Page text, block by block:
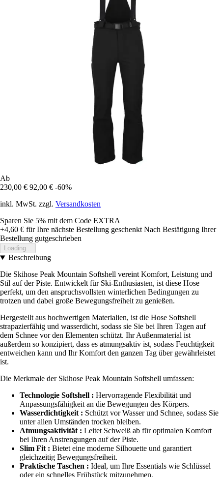
Ab
230,00 € 92,00 € -60%
inkl. MwSt. zzgl. Versandkosten
Sparen Sie 5% mit dem Code EXTRA
+4,60 € für Ihre nächste Bestellung geschenkt Nach Bestätigung Ihrer
Bestellung gutgeschrieben
Loading...
Beschreibung
Die Skihose Peak Mountain Softshell vereint Komfort, Leistung und
Stil auf der Piste. Entwickelt für Ski-Enthusiasten, ist diese Hose
perfekt, um den anspruchsvollsten winterlichen Bedingungen zu
trotzen und dabei große Bewegungsfreiheit zu genießen.
Hergestellt aus hochwertigen Materialien, ist die Hose Softshell
strapazierfähig und wasserdicht, sodass sie Sie bei Ihren Tagen auf
dem Schnee vor den Elementen schützt. Ihr Außenmaterial ist
außerdem so konzipiert, dass es atmungsaktiv ist, sodass Feuchtigkeit
entweichen kann und Ihr Komfort den ganzen Tag über gewährleistet
ist.
Die Merkmale der Skihose Peak Mountain Softshell umfassen:
Technologie Softshell : Hervorragende Flexibilität und
Anpassungsfähigkeit an die Bewegungen des Körpers.
Wasserdichtigkeit : Schützt vor Wasser und Schnee, sodass Sie
unter allen Umständen trocken bleiben.
Atmungsaktivität : Leitet Schweiß ab für optimalen Komfort
bei Ihren Anstrengungen auf der Piste.
Slim Fit : Bietet eine moderne Silhouette und garantiert
gleichzeitig Bewegungsfreiheit.
Praktische Taschen : Ideal, um Ihre Essentials wie Schlüssel
oder ein schnelles Frühstück mitzunehmen.